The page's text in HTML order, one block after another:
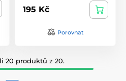
195 Kč
Porovnat
20 produktů z 20.